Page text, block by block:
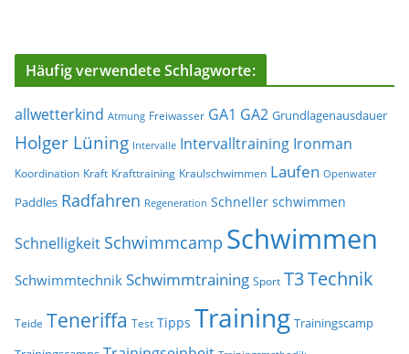
Häufig verwendete Schlagworte:
allwetterkind Atmung Freiwasser GA1 GA2 Grundlagenausdauer
Holger Lüning Intervalle Intervalltraining Ironman
Koordination Kraft Krafttraining Kraulschwimmen Laufen Openwater
Paddles Radfahren Regeneration Schneller schwimmen
Schnelligkeit Schwimmcamp Schwimmen
Schwimmtechnik Schwimmtraining Sport T3Technik
Teide Teneriffa Test Tipps Training Trainingscamp